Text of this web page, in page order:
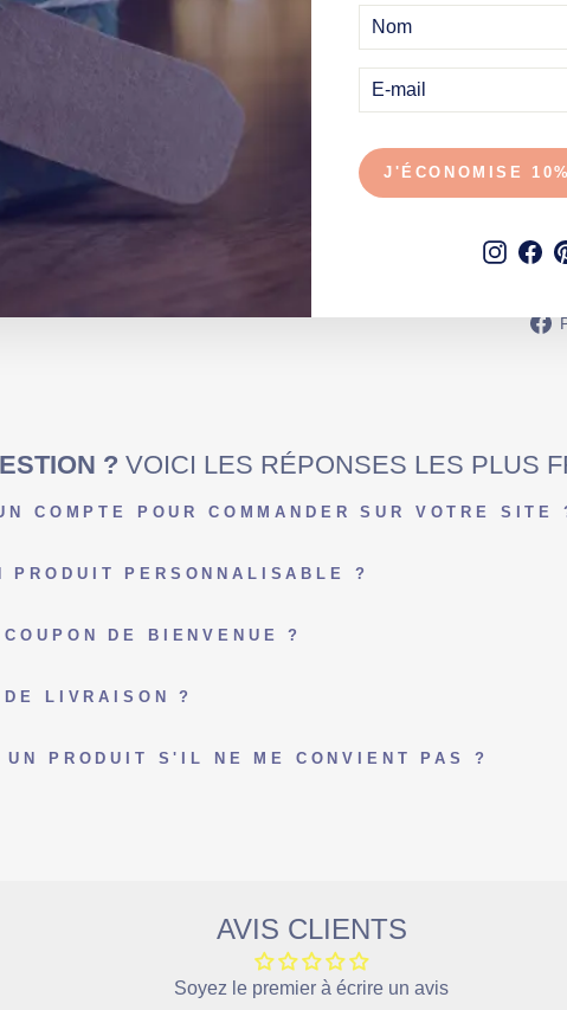
J'ÉCONOMISE
É
I
E
I
? VOICI LES RÉPONSES LES PLUS
COMPTE POUR COMMANDER SUR VOTRE SITE
PRODUIT PERSONNALISABLE ?
DE BIENVENUE ?
LIVRAISON ?
UN PRODUIT S'IL NE ME CONVIENT PAS ?
AVIS CLIENTS
Soyez le premier à écrire un avis